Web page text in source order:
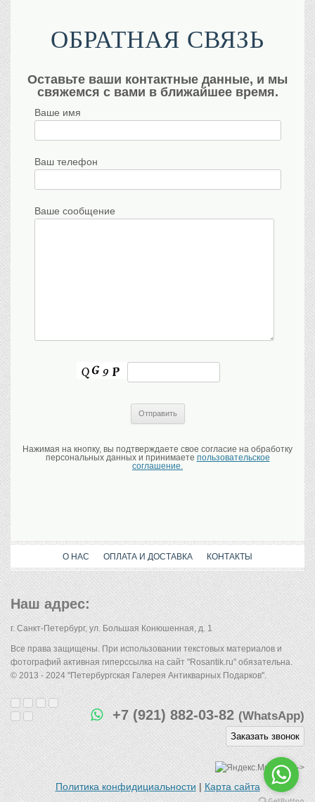
ОБРАТНАЯ СВЯЗЬ
Оставьте ваши контактные данные, и мы
свяжемся с вами в ближайшее время.
Ваше имя
Ваш телефон
Ваше сообщение
Нажимая на кнопку, вы подтверждаете свое согласие на обработку
персональных данных и принимаете пользовательское
соглашение.
О НАС ОПЛАТА И ДОСТАВКА КОНТАКТЫ
Наш адрес:
г. Санкт-Петербург, ул. Большая Конюшенная, д. 1
Все права защищены. При использовании текстовых материалов и
фотографий активная гиперссылка на сайт "Rosantik.ru" обязательна.
© 2013 - 2024 "Петербургская Галерея Антикварных Подарков".
+7 (921) 882-03-82(WhatsApp)
Заказать звонок
-->
Политика конфидициальности|Карта сайта